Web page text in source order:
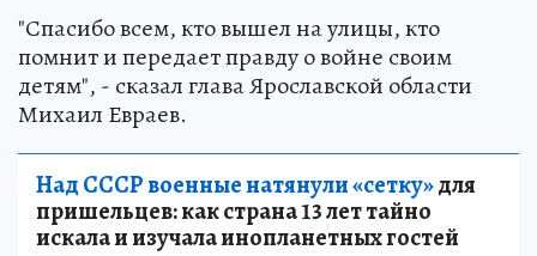
"Спасибо всем, кто вышел на улицы, кто
помнит и передает правду о войне своим
детям", - сказал глава Ярославской области
Михаил Евраев.
Над СССР военные натянули «сетку»для
пришельцев: как страна 13 лет тайно
искала и изучала инопланетных гостей